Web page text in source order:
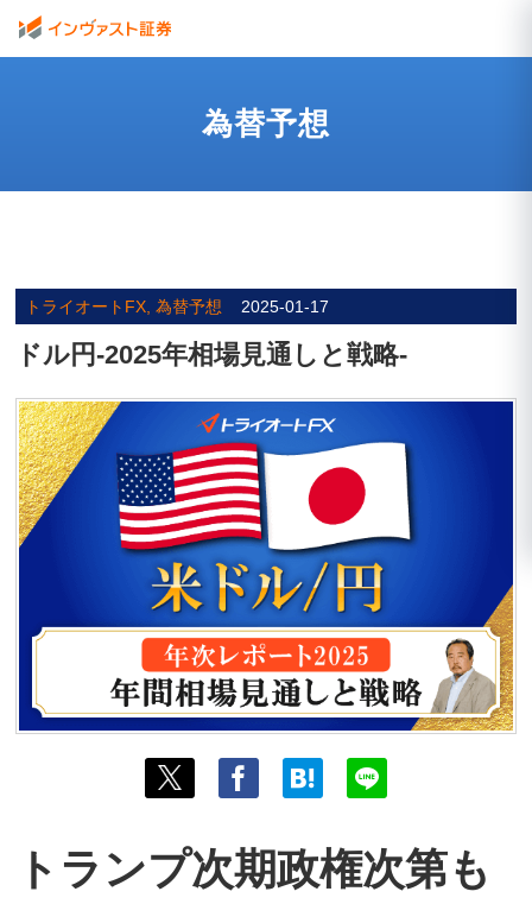
為替予想
トライオートFX, 為替予想 2025-01-17
ドル円-2025年相場見通しと戦略-
トランプ次期政権次第も